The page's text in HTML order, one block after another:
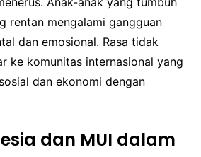
rentan mengalami gangguan
dan emosional. Rasa tidak
ke komunitas internasional yang
dan ekonomi dengan
dan MUI dalam